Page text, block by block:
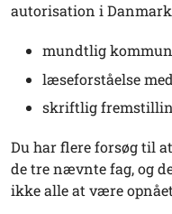
autorisation i
mundtlig
læseforståelse
skriftlig
Du har flere forsøg til
de tre nævnte fag, og
ikke alle at være